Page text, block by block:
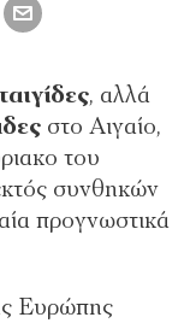
, αλλά
στο Αιγαίο,
του
συνθηκών
προγνωστικά
Ευρώπης